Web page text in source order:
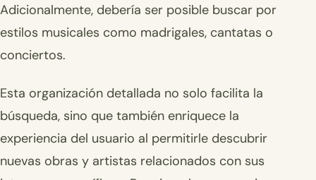
Adicionalmente, debería ser posible buscar por
estilos musicales como madrigales, cantatas o
conciertos.
Esta organización detallada no solo facilita la
búsqueda, sino que también enriquece la
experiencia del usuario al permitirle descubrir
nuevas obras y artistas relacionados con sus